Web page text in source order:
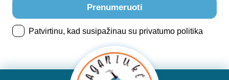
Prenumeruoti
Patvirtinu, kad susipažinau su privatumo politika